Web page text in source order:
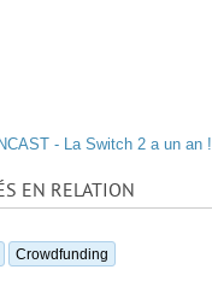
- La Switch 2 a un an !
EN RELATION
Crowdfunding